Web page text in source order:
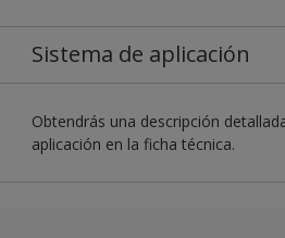
Sistema de aplicación
Obtendrás una descripción
aplicación en la ficha técnica.